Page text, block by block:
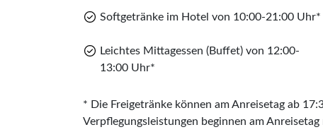
Softgetränke im Hotel von 10:00-21:00 Uhr*
Leichtes Mittagessen (Buffet) von 12:00-
13:00 Uhr*
* Die Freigetränke können am Anreisetag ab
Verpflegungsleistungen beginnen am